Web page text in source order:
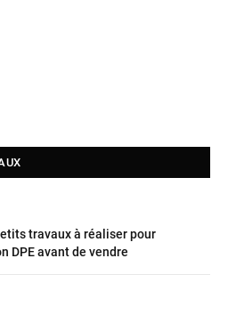
travaux à réaliser pour
DPE avant de vendre